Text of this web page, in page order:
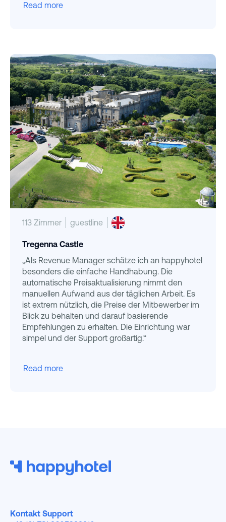
Read more
113 Zimmer guestline
Tregenna Castle
„Als Revenue Manager schätze ich an happyhotel
besonders die einfache Handhabung. Die
automatische Preisaktualisierung nimmt den
manuellen Aufwand aus der täglichen Arbeit. Es
ist extrem nützlich, die Preise der Mitbewerber im
Blick zu behalten und darauf basierende
Empfehlungen zu erhalten. Die Einrichtung war
simpel und der Support großartig.“
Read more
Kontakt Support